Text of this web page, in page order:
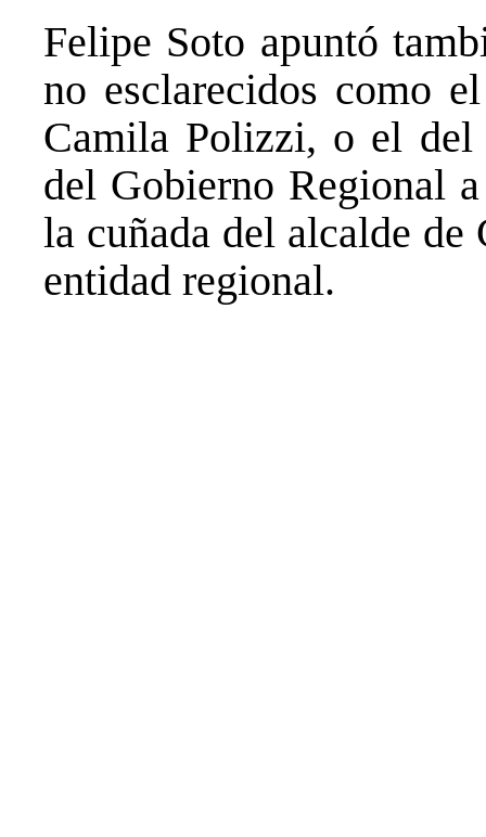
Felipe Soto apuntó
no esclarecidos como
Camila Polizzi, o el del
del Gobierno Regional
la cuñada del alcalde
entidad regional.